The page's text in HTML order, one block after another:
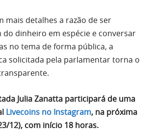
mais detalhes a razão de ser
dinheiro em espécie e conversar
no tema de forma pública, a
solicitada pela parlamentar torna o
Julia Zanatta participará de uma
Livecoins no Instagram, na próxima
12), com início 18 horas.